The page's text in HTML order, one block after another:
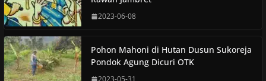
2023-06-08
Pohon Mahoni di Hutan Dusun Sukoreja
Pondok Agung Dicuri OTK